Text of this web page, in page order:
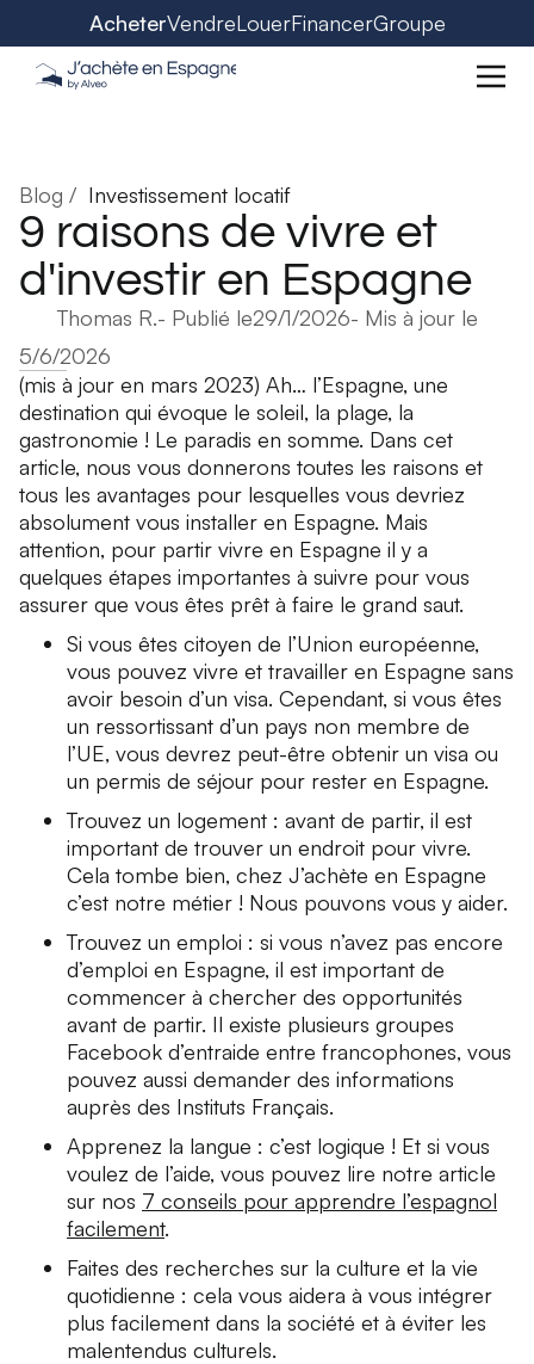
AcheterVendreLouerFinancerGroupe
Blog / Investissement locatif
9 raisons de vivre et
d'investir en Espagne
Thomas R.- Publié le29/1/2026- Mis à jour le
5/6/2026
(mis à jour en mars 2023) Ah… l’Espagne, une
destination qui évoque le soleil, la plage, la
gastronomie ! Le paradis en somme. Dans cet
article, nous vous donnerons toutes les raisons et
tous les avantages pour lesquelles vous devriez
absolument vous installer en Espagne. Mais
attention, pour partir vivre en Espagne il y a
quelques étapes importantes à suivre pour vous
assurer que vous êtes prêt à faire le grand saut.
Si vous êtes citoyen de l’Union européenne,
vous pouvez vivre et travailler en Espagne sans
avoir besoin d’un visa. Cependant, si vous êtes
un ressortissant d’un pays non membre de
l’UE, vous devrez peut-être obtenir un visa ou
un permis de séjour pour rester en Espagne.
Trouvez un logement : avant de partir, il est
important de trouver un endroit pour vivre.
Cela tombe bien, chez J’achète en Espagne
c’est notre métier ! Nous pouvons vous y aider.
Trouvez un emploi : si vous n’avez pas encore
d’emploi en Espagne, il est important de
commencer à chercher des opportunités
avant de partir. Il existe plusieurs groupes
Facebook d’entraide entre francophones, vous
pouvez aussi demander des informations
auprès des Instituts Français.
Apprenez la langue : c’est logique ! Et si vous
voulez de l’aide, vous pouvez lire notre article
sur nos 7 conseils pour apprendre l’espagnol
facilement.
Faites des recherches sur la culture et la vie
quotidienne : cela vous aidera à vous intégrer
plus facilement dans la société et à éviter les
malentendus culturels.